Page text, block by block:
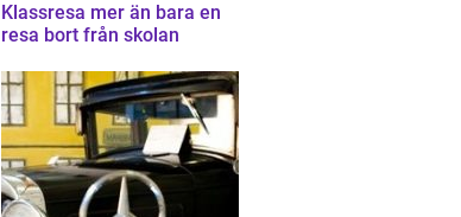
Klassresa mer än bara en
resa bort från skolan